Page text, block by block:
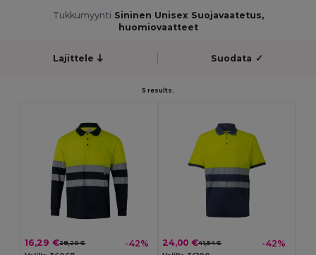
Tukkumyynti Sininen Unisex Suojavaatetus,
huomiovaatteet
Lajittele Suodata ✓
5 results.
16,29 €28,20 € -42% 24,00 €41,54 € -42%